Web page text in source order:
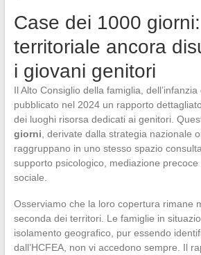
Case dei 1000
territoriale ancora
i giovani genitori
Il Alto Consiglio della famiglia, dell’infanzia
pubblicato nel 2024 un rapporto
dei luoghi risorsa dedicati ai genitori.
giorni , derivate dalla strategia nazionale
raggruppano in uno stesso spazio
supporto psicologico, mediazione
sociale.
Osserviamo che la loro copertura rimane
seconda dei territori. Le famiglie in
isolamento geografico, pur essendo
dall’HCFEA, non vi accedono sempre. Il